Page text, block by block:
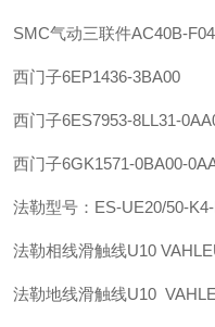
SMC气动三联件AC40B-
西门子6EP1436-3BA00
西门子6ES7953-8LL31-
西门子6GK1571-0BA00-
法勒型号：ES-UE20/50-
法勒相线滑触线U10 VAHLE
法勒地线滑触线U10 VAHLE